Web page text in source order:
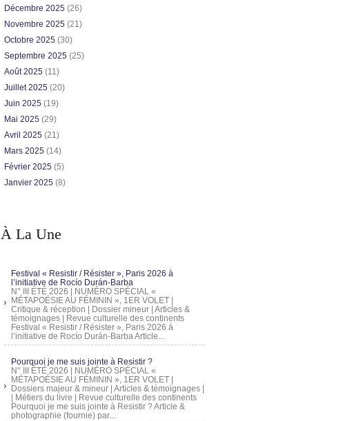
Décembre 2025 (26)
Novembre 2025 (21)
Octobre 2025 (30)
Septembre 2025 (25)
Août 2025 (11)
Juillet 2025 (20)
Juin 2025 (19)
Mai 2025 (29)
Avril 2025 (21)
Mars 2025 (14)
Février 2025 (5)
Janvier 2025 (8)
À La Une
Festival « Resistir / Résister », Paris 2026 à
l’initiative de Rocío Durán-Barba
N° III ÉTÉ 2026 | NUMÉRO SPÉCIAL «
MÉTAPOÉSIE AU FÉMININ », 1ER VOLET |
Critique & réception | Dossier mineur | Articles &
témoignages | Revue culturelle des continents
Festival « Resistir / Résister », Paris 2026 à
l’initiative de Rocío Durán-Barba Article...
Pourquoi je me suis jointe à Resistir ?
N° III ÉTÉ 2026 | NUMÉRO SPÉCIAL «
MÉTAPOÉSIE AU FÉMININ », 1ER VOLET |
Dossiers majeur & mineur | Articles & témoignages |
| Métiers du livre | Revue culturelle des continents
Pourquoi je me suis jointe à Resistir ? Article &
photographie (fournie) par...